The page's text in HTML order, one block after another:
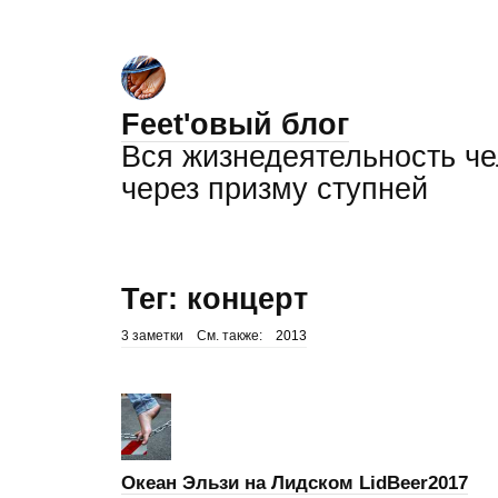
Feet'овый блог
Вся жизнедеятельность
через призму ступней
Тег: концерт
3 заметки См. также: 2013
Океан Эльзи на Лидском LidBeer2017